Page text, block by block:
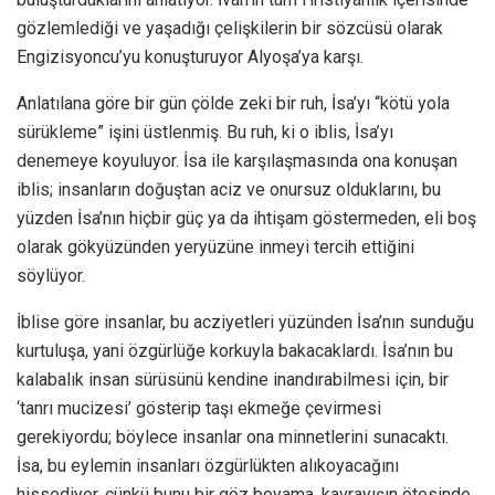
gözlemlediği ve yaşadığı çelişkilerin bir sözcüsü olarak
Engizisyoncu’yu konuşturuyor Alyoşa’ya karşı.
Anlatılana göre bir gün çölde zeki bir ruh, İsa’yı “kötü yola
sürükleme” işini üstlenmiş. Bu ruh, ki o iblis, İsa’yı
denemeye koyuluyor. İsa ile karşılaşmasında ona konuşan
iblis; insanların doğuştan aciz ve onursuz olduklarını, bu
yüzden İsa’nın hiçbir güç ya da ihtişam göstermeden, eli boş
olarak gökyüzünden yeryüzüne inmeyi tercih ettiğini
söylüyor.
İblise göre insanlar, bu acziyetleri yüzünden İsa’nın sunduğu
kurtuluşa, yani özgürlüğe korkuyla bakacaklardı. İsa’nın bu
kalabalık insan sürüsünü kendine inandırabilmesi için, bir
‘tanrı mucizesi’ gösterip taşı ekmeğe çevirmesi
gerekiyordu; böylece insanlar ona minnetlerini sunacaktı.
İsa, bu eylemin insanları özgürlükten alıkoyacağını